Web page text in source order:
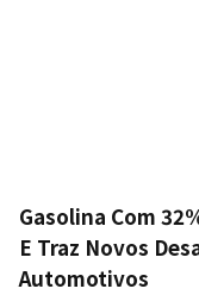
Gasolina Com
E Traz Novos
Automotivos